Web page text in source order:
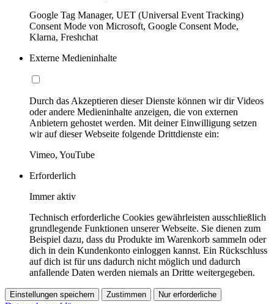
Google Tag Manager, UET (Universal Event Tracking)
Consent Mode von Microsoft, Google Consent Mode,
Klarna, Freshchat
Externe Medieninhalte
Durch das Akzeptieren dieser Dienste können wir dir Videos
oder andere Medieninhalte anzeigen, die von externen
Anbietern gehostet werden. Mit deiner Einwilligung setzen
wir auf dieser Webseite folgende Drittdienste ein:
Vimeo, YouTube
Erforderlich
Immer aktiv
Technisch erforderliche Cookies gewährleisten ausschließlich
grundlegende Funktionen unserer Webseite. Sie dienen zum
Beispiel dazu, dass du Produkte im Warenkorb sammeln oder
dich in dein Kundenkonto einloggen kannst. Ein Rückschluss
auf dich ist für uns dadurch nicht möglich und dadurch
anfallende Daten werden niemals an Dritte weitergegeben.
Einstellungen speichern Zustimmen Nur erforderliche